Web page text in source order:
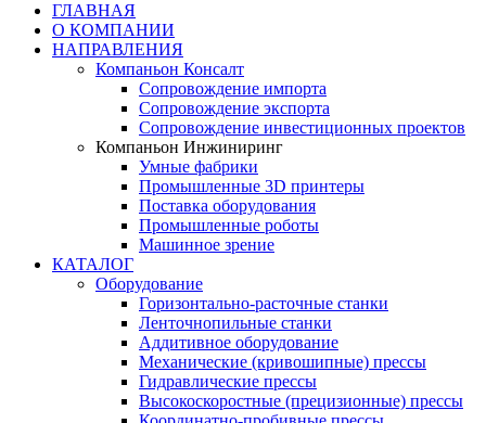
ГЛАВНАЯ
О КОМПАНИИ
НАПРАВЛЕНИЯ
Компаньон Консалт
Сопровождение импорта
Сопровождение экспорта
Сопровождение инвестиционных проектов
Компаньон Инжиниринг
Умные фабрики
Промышленные 3D принтеры
Поставка оборудования
Промышленные роботы
Машинное зрение
КАТАЛОГ
Оборудование
Горизонтально-расточные станки
Ленточнопильные станки
Аддитивное оборудование
Механические (кривошипные) прессы
Гидравлические прессы
Высокоскоростные (прецизионные) прессы